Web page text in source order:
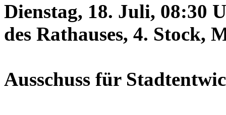
Dienstag, 18. Juli, 08:30
des Rathauses, 4. Stock,
Ausschuss für